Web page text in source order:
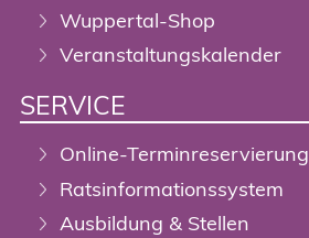
Wuppertal-Shop
Veranstaltungskalender
SERVICE
Online-Terminreservierung
Ratsinformationssystem
Ausbildung & Stellen